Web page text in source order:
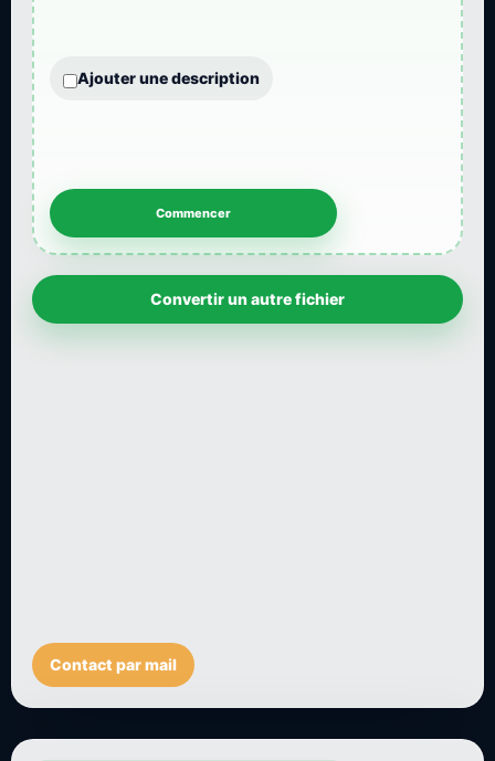
Ajouter une description
Convertir un autre fichier
Contact par mail